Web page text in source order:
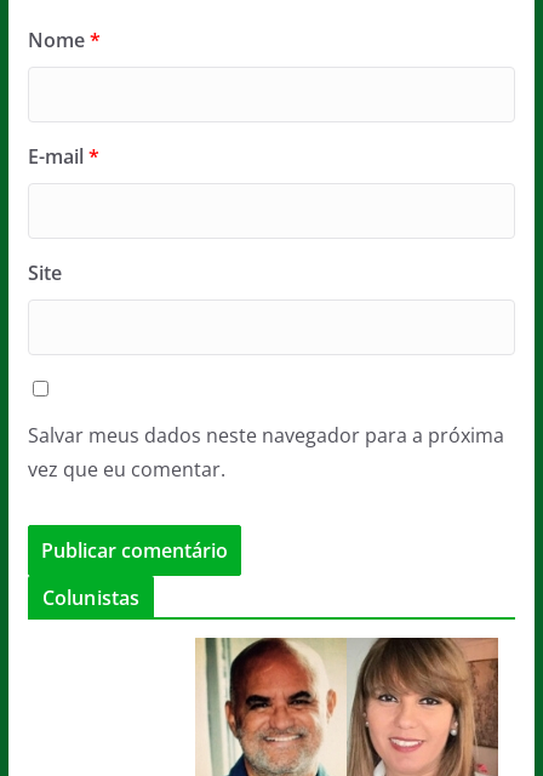
Nome*
E-mail*
Site
Salvar meus dados neste navegador para a próxima
vez que eu comentar.
Colunistas